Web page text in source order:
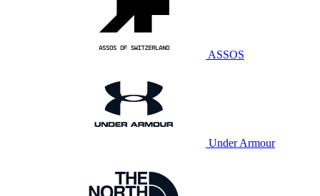
ASSOS
Under Armour